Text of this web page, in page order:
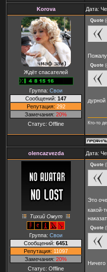
Korova Дата:
Ждёт спасателей
Группа: Свои
Сообщений: 147
Репутация: 292
Замечания: 20%
Статус: Offline
Quote (
Quote (
Кто-то
olencazvezda Дата:
Тихий Омут
Группа: Свои
Сообщений: 6451
Репутация: 11097
Замечания: 20%
Статус: Offline
Quote (
Это
какой-
Quote (